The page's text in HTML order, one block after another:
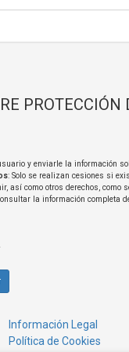
PROTECCIÓN
y enviarle la información
: Solo se realizan cesiones si
así como otros derechos, como
la información completa
.
Información Legal
Política de Cookies